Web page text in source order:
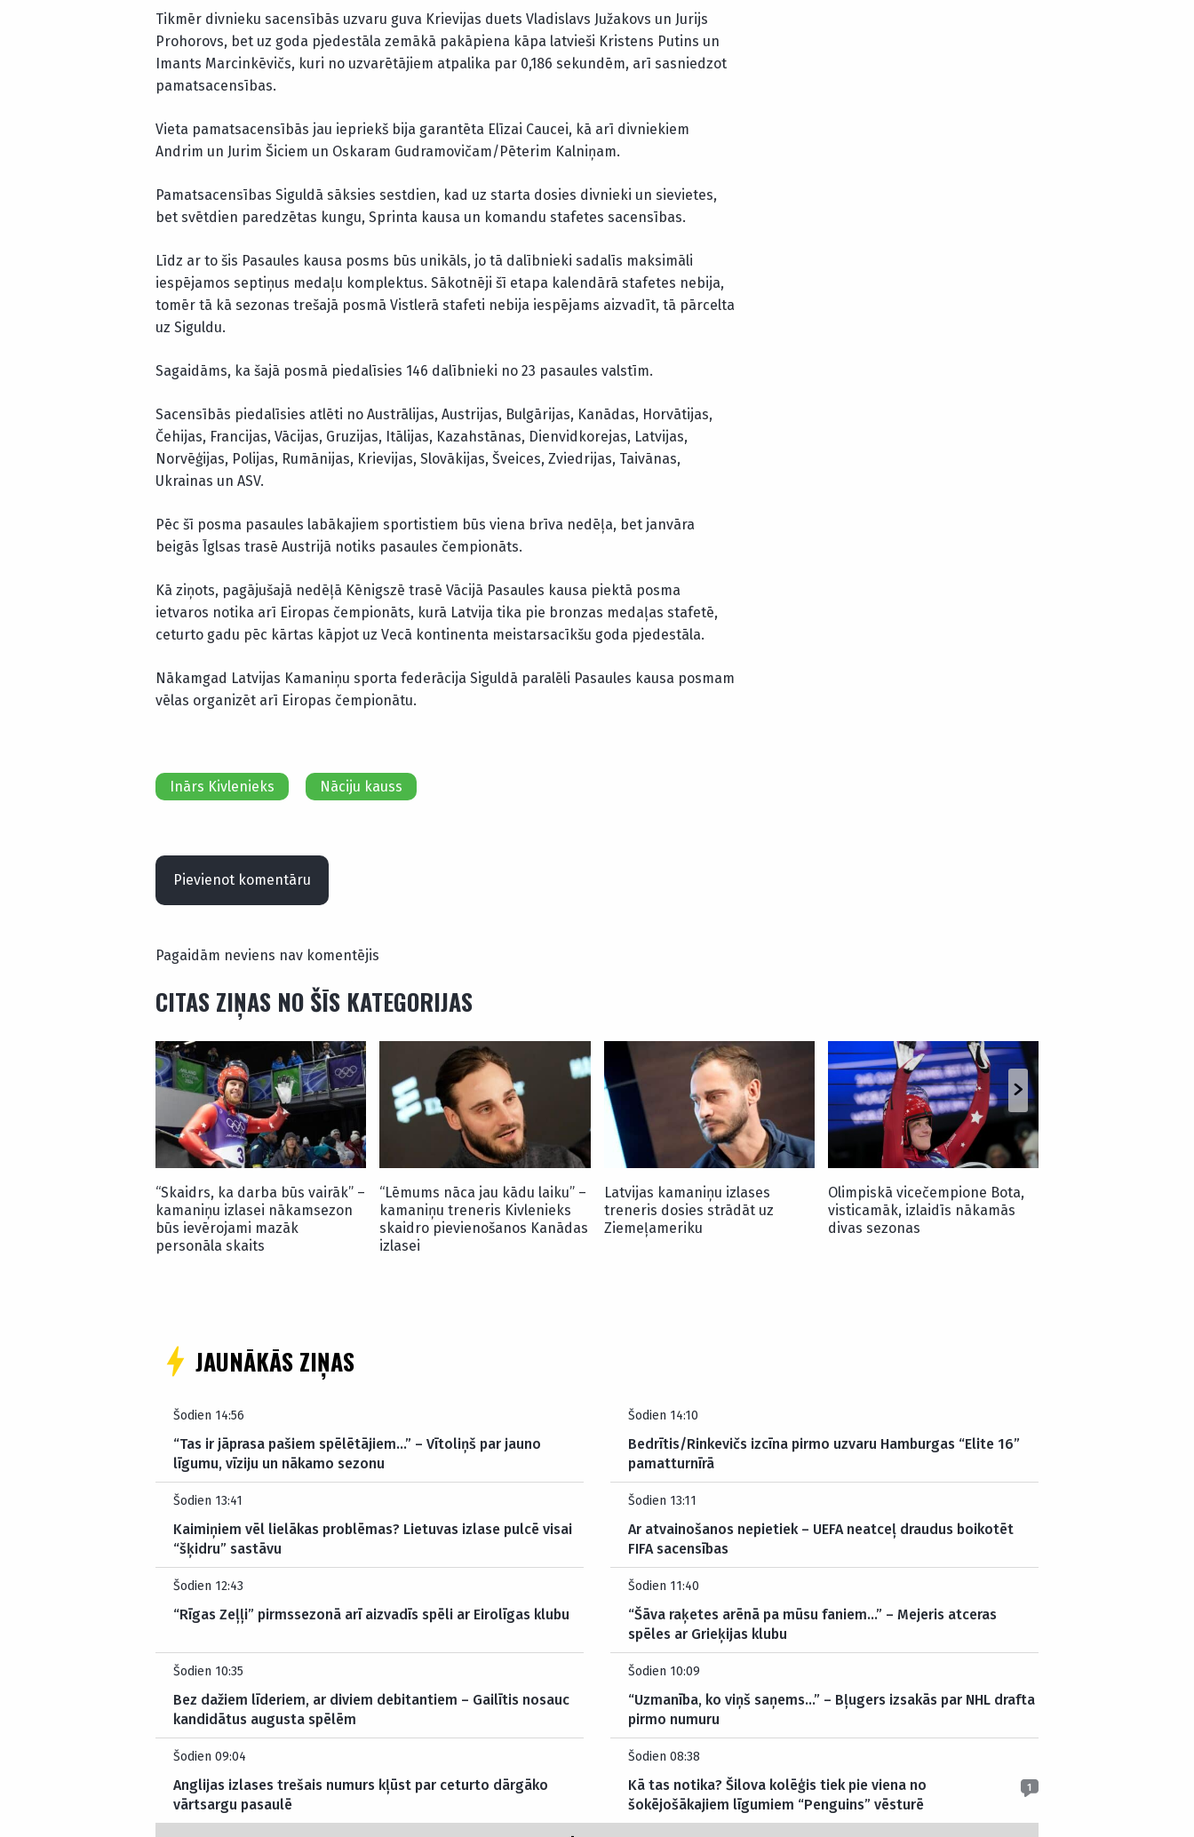
Tikmēr divnieku sacensībās uzvaru guva Krievijas duets Vladislavs Južakovs un Jurijs
Prohorovs, bet uz goda pjedestāla zemākā pakāpiena kāpa latvieši Kristens Putins un
Imants Marcinkēvičs, kuri no uzvarētājiem atpalika par 0,186 sekundēm, arī sasniedzot
pamatsacensības.
Vieta pamatsacensībās jau iepriekš bija garantēta Elīzai Caucei, kā arī divniekiem
Andrim un Jurim Šiciem un Oskaram Gudramovičam/Pēterim Kalniņam.
Pamatsacensības Siguldā sāksies sestdien, kad uz starta dosies divnieki un sievietes,
bet svētdien paredzētas kungu, Sprinta kausa un komandu stafetes sacensības.
Līdz ar to šis Pasaules kausa posms būs unikāls, jo tā dalībnieki sadalīs maksimāli
iespējamos septiņus medaļu komplektus. Sākotnēji šī etapa kalendārā stafetes nebija,
tomēr tā kā sezonas trešajā posmā Vistlerā stafeti nebija iespējams aizvadīt, tā pārcelta
uz Siguldu.
Sagaidāms, ka šajā posmā piedalīsies 146 dalībnieki no 23 pasaules valstīm.
Sacensībās piedalīsies atlēti no Austrālijas, Austrijas, Bulgārijas, Kanādas, Horvātijas,
Čehijas, Francijas, Vācijas, Gruzijas, Itālijas, Kazahstānas, Dienvidkorejas, Latvijas,
Norvēģijas, Polijas, Rumānijas, Krievijas, Slovākijas, Šveices, Zviedrijas, Taivānas,
Ukrainas un ASV.
Pēc šī posma pasaules labākajiem sportistiem būs viena brīva nedēļa, bet janvāra
beigās Īglsas trasē Austrijā notiks pasaules čempionāts.
Kā ziņots, pagājušajā nedēļā Kēnigszē trasē Vācijā Pasaules kausa piektā posma
ietvaros notika arī Eiropas čempionāts, kurā Latvija tika pie bronzas medaļas stafetē,
ceturto gadu pēc kārtas kāpjot uz Vecā kontinenta meistarsacīkšu goda pjedestāla.
Nākamgad Latvijas Kamaniņu sporta federācija Siguldā paralēli Pasaules kausa posmam
vēlas organizēt arī Eiropas čempionātu.
Inārs Kivlenieks Nāciju kauss
Pievienot komentāru
Pagaidām neviens nav komentējis
CITAS ZIŅAS NO ŠĪS KATEGORIJAS
“Skaidrs, ka darba būs vairāk” –
kamaniņu izlasei nākamsezon
būs ievērojami mazāk
personāla skaits
“Lēmums nāca jau kādu laiku” –
kamaniņu treneris Kivlenieks
skaidro pievienošanos Kanādas
izlasei
Latvijas kamaniņu izlases
treneris dosies strādāt uz
Ziemeļameriku
Olimpiskā vicečempione Bota,
visticamāk, izlaidīs nākamās
divas sezonas
JAUNĀKĀS ZIŅAS
Šodien 14:56
“Tas ir jāprasa pašiem spēlētājiem…” – Vītoliņš par jauno
līgumu, vīziju un nākamo sezonu
Šodien 14:10
Bedrītis/Rinkevičs izcīna pirmo uzvaru Hamburgas “Elite 16”
pamatturnīrā
Šodien 13:41
Kaimiņiem vēl lielākas problēmas? Lietuvas izlase pulcē visai
“šķidru” sastāvu
Šodien 13:11
Ar atvainošanos nepietiek – UEFA neatceļ draudus boikotēt
FIFA sacensības
Šodien 12:43
“Rīgas Zeļļi” pirmssezonā arī aizvadīs spēli ar Eirolīgas klubu
Šodien 11:40
“Šāva raķetes arēnā pa mūsu faniem…” – Mejeris atceras
spēles ar Grieķijas klubu
Šodien 10:35
Bez dažiem līderiem, ar diviem debitantiem – Gailītis nosauc
kandidātus augusta spēlēm
Šodien 10:09
“Uzmanība, ko viņš saņems…” – Bļugers izsakās par NHL drafta
pirmo numuru
Šodien 09:04
Anglijas izlases trešais numurs kļūst par ceturto dārgāko
vārtsargu pasaulē
Šodien 08:38
Kā tas notika? Šilova kolēģis tiek pie viena no
šokējošākajiem līgumiem “Penguins” vēsturē
1